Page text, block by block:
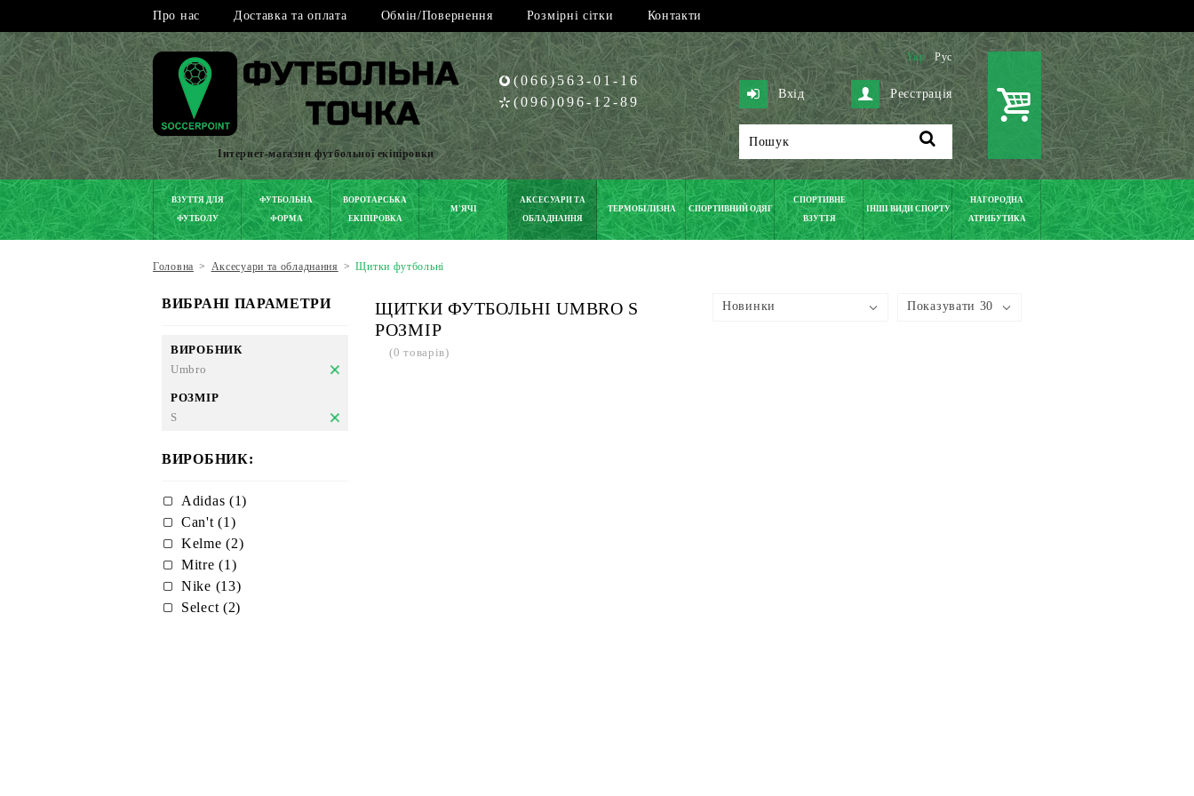
Про нас Доставка та оплата Обмін/Повернення Розмірні сітки Контакти
Інтернет-магазин футбольної екіпіровки
(066)563-01-16
(096)096-12-89
Укр Рус
Вхід Реєстрація
ВЗУТТЯ ДЛЯ
ФУТБОЛУ
ФУТБОЛЬНА
ФОРМА
ВОРОТАРСЬКА
ЕКІПІРОВКА
М'ЯЧІ
АКСЕСУАРИ ТА
ОБЛАДНАННЯ
ТЕРМОБІЛИЗНА СПОРТИВНИЙ ОДЯГ
СПОРТИВНЕ
ВЗУТТЯ
ІНШІ ВИДИ СПОРТУ
НАГОРОДНА
АТРИБУТИКА
Головна > Аксесуари та обладнання > Щитки футбольні
ВИБРАНІ ПАРАМЕТРИ
ВИРОБНИК
Umbro
РОЗМІР
S
ВИРОБНИК:
Adidas (1)
Can't (1)
Kelme (2)
Mitre (1)
Nike (13)
Select (2)
ЩИТКИ ФУТБОЛЬНІ UMBRO S
РОЗМІР
(0 товарів)
Новинки Показувати 30